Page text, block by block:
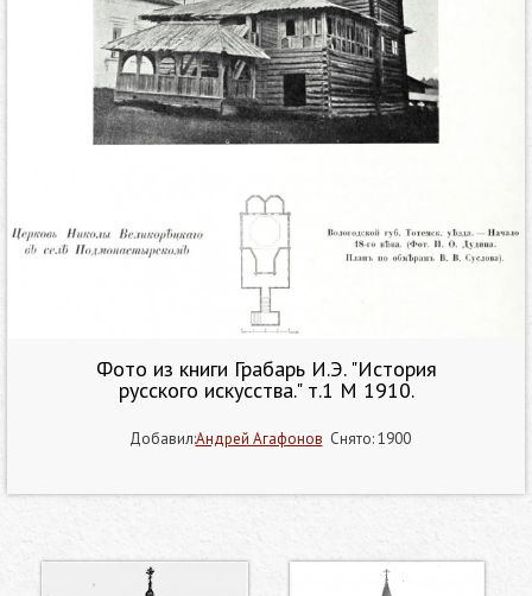
Фото из книги Грабарь И.Э. "История
русского искусства." т.1 М 1910.
Добавил:Андрей Агафонов Снято: 1900